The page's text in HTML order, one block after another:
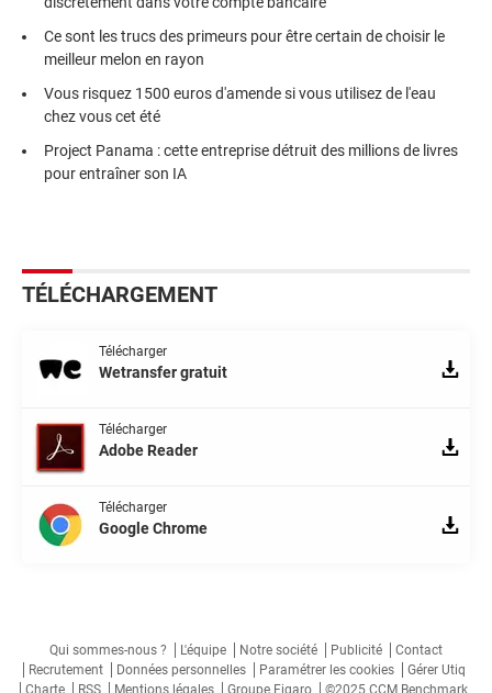
Ce sont les trucs des primeurs pour être certain de choisir le
meilleur melon en rayon
Vous risquez 1500 euros d'amende si vous utilisez de l'eau
chez vous cet été
Project Panama : cette entreprise détruit des millions de livres
pour entraîner son IA
TÉLÉCHARGEMENT
Télécharger
Wetransfer gratuit
Télécharger
Adobe Reader
Télécharger
Google Chrome
Qui sommes-nous ? L'équipe Notre société Publicité
Contact
Recrutement
Données personnelles Paramétrer les cookies
Gérer Utiq
Charte
RSS Mentions légales Groupe Figaro ©2025 CCM Benchmark